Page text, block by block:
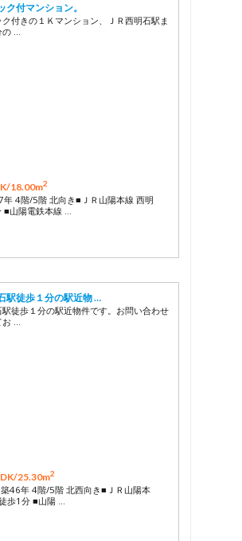
ク付マンション。
ク付きの１Ｋマンション、ＪＲ西明石駅ま
…
18.00m2
年 4階/5階 北向き■ＪＲ山陽本線 西明
■山陽電鉄本線 …
駅徒歩１分の駅近物 …
駅徒歩１分の駅近物件です。お問い合わせ
…
25.30m2
46年 4階/5階 北西向き■ＪＲ山陽本
歩1分 ■山陽 …